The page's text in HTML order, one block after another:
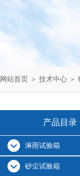
网站首页 ＞ 技术中心 ＞
产品目录
淋雨试验箱
砂尘试验箱